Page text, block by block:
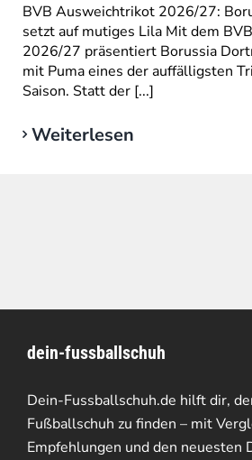
BVB Ausweichtrikot 2026/27:
setzt auf mutiges Lila Mit dem
2026/27 präsentiert Borussia
mit Puma eines der auffälligsten
Saison. Statt der [...]
Weiterlesen
dein-fussballschuh
Dein-Fussballschuh.de hilft dir,
Fußballschuh zu finden – mit
Empfehlungen und den neuesten